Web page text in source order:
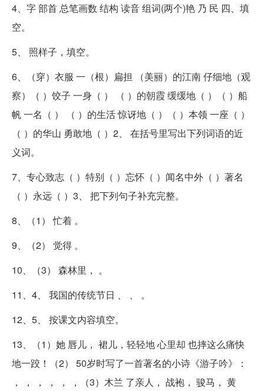
4、字 部首 总笔画数 结构 读音 组词(两个)艳 乃 民 四、填
空。
5、 照样子，填空。
6、（穿）衣服 一（根）扁担 （美丽）的江南 仔细地（观
察）（ ）饺子 一身（ ） （ ）的朝霞 缓缓地（ ）（ ）船
帆 一名（ ） （ ）的生活 惊讶地（ ）（ ）本领 一座（ ）
（ ）的华山 勇敢地（ ）2、 在括号里写出下列词语的近
义词。
7、专心致志（ ）特别（ ）忘怀（ ）闻名中外（ ）著名
（ ）永远（ ）3、 把下列句子补充完整。
8、（1） 忙着 。
9、（2） 觉得 。
10、（3） 森林里， 。
11、4、 我国的传统节日 、 、 。
12、5、 按课文内容填空。
13、（1）她 唇儿， 裙儿，轻轻地 心里却 也摔这么痛快
地一跤！（2） 50岁时写了一首著名的小诗《游子吟》：
， ， ， ， ， ，（3）木兰 了亲人， 战袍， 骏马， 黄